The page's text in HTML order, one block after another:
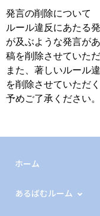
発言の削除について
ルール違反にあたる
が及ぶような発言が
稿を削除させていた
また、著しいルール
を削除させていただ
予めご了承ください。
ホーム
あるばむルーム